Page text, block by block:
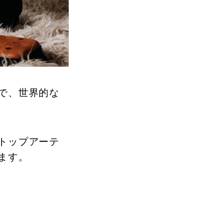
、世界的な
ップアーテ
す。